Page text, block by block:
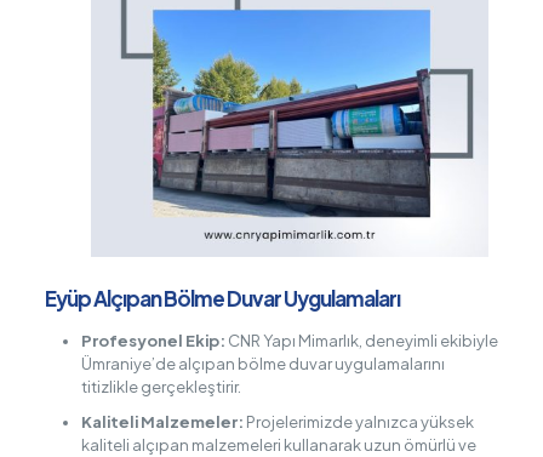
Eyüp Alçıpan Bölme Duvar Uygulamaları
Profesyonel Ekip: CNR Yapı Mimarlık, deneyimli ekibiyle
Ümraniye’de alçıpan bölme duvar uygulamalarını
titizlikle gerçekleştirir.
Kaliteli Malzemeler: Projelerimizde yalnızca yüksek
kaliteli alçıpan malzemeleri kullanarak uzun ömürlü ve